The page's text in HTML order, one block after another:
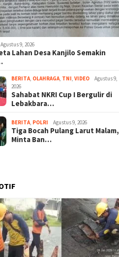
Agustus 9, 2026
Lahan Desa Kanjilo Semakin
BERITA OLAHRAGA TNI ,VIDEO
Agustus 9,
2026
Sahabat NKRI Cup I Bergulir di
Lebakbara…
BERITA POLRI Agustus 9, 2026
Tiga Bocah Pulang Larut Malam,
Minta Ban…